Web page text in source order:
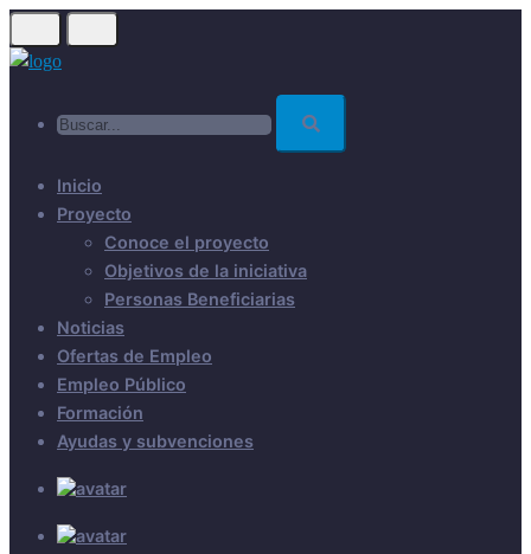
Skip
to
Inicio
Proyecto
Conoce el proyecto
Objetivos de la iniciativa
Personas Beneficiarias
Noticias
Ofertas de Empleo
Empleo Público
Formación
Ayudas y subvenciones